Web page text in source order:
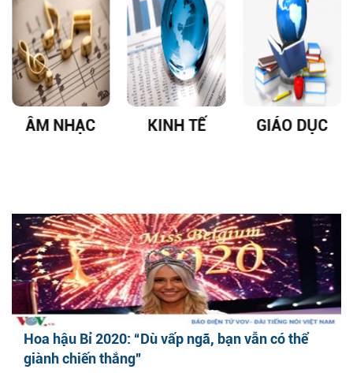
ÂM NHẠC KINH TẾ GIÁO DỤC
Hoa hậu Bỉ 2020: “Dù vấp ngã, bạn vẫn có thể
giành chiến thắng”